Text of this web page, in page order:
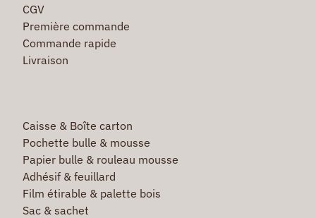
CGV
Première commande
Commande rapide
Livraison
Caisse & Boîte carton
Pochette bulle & mousse
Papier bulle & rouleau mousse
Adhésif & feuillard
Film étirable & palette bois
Sac & sachet